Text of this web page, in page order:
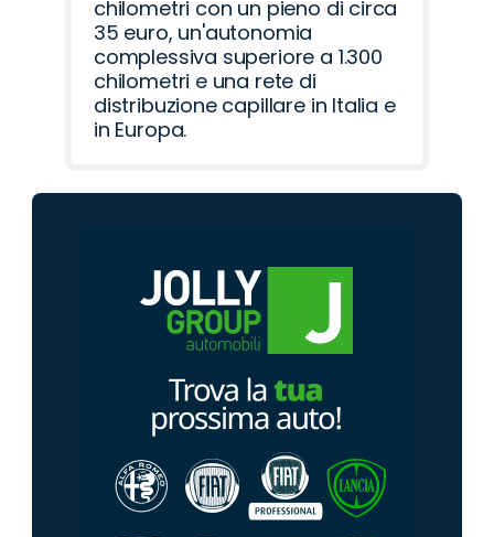
chilometri con un pieno di circa
35 euro, un'autonomia
complessiva superiore a 1.300
chilometri e una rete di
distribuzione capillare in Italia e
in Europa.